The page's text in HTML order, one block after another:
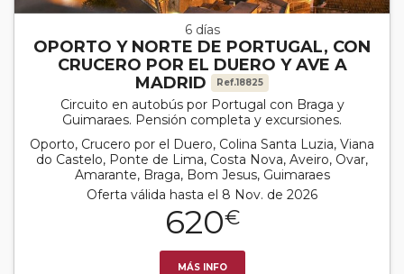
6 días
OPORTO Y NORTE DE PORTUGAL, CON
CRUCERO POR EL DUERO Y AVE A
MADRID
Ref.18825
Circuito en autobús por Portugal con Braga y
Guimaraes. Pensión completa y excursiones.
Oporto, Crucero por el Duero, Colina Santa Luzia, Viana
do Castelo, Ponte de Lima, Costa Nova, Aveiro, Ovar,
Amarante, Braga, Bom Jesus, Guimaraes
Oferta válida hasta el 8 Nov. de 2026
620€
MÁS INFO